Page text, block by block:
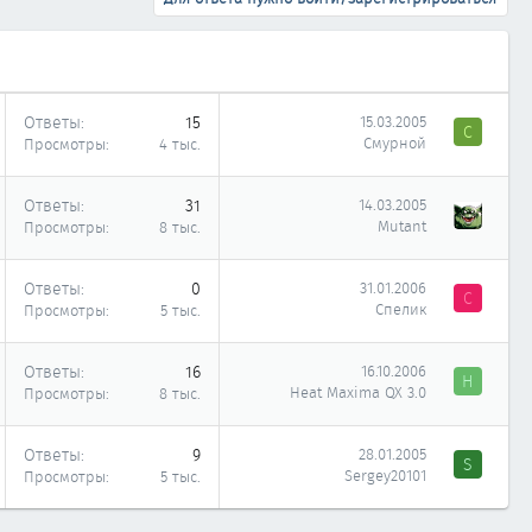
Ответы 15
Просмотры 4 тыс.
15.03.2005
Смурной
С
Ответы 31
Просмотры 8 тыс.
14.03.2005
Mutant
Ответы 0
Просмотры 5 тыс.
31.01.2006
Спелик
С
Ответы 16
Просмотры 8 тыс.
16.10.2006
Heat Maxima QX 3.0
H
Ответы 9
Просмотры 5 тыс.
28.01.2005
Sergey20101
S